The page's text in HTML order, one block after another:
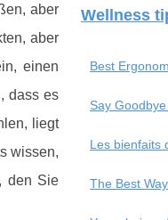
aber
aber
einen
dass es
liegt
wissen,
den Sie
Wellness
Best
Say
Les bienfaits
The Best